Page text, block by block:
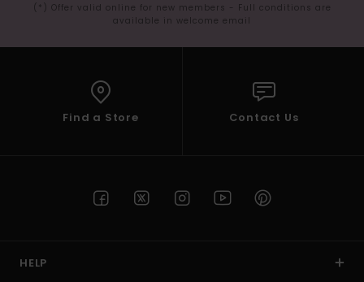
(*) Offer valid online for new members - Full conditions are
available in welcome email
Find a Store Contact Us
HELP